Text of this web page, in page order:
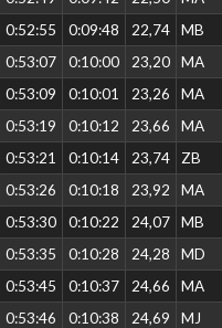
0:52:55 0:09:48 22,74
MB
0:53:07 0:10:00 23,20
MA
0:53:09 0:10:01 23,26
MA
0:53:19 0:10:12 23,66
MA
0:53:21 0:10:14 23,74
ZB
0:53:26 0:10:18 23,92
MA
0:53:30 0:10:22 24,07
MB
0:53:35 0:10:28 24,28
MD
0:53:45 0:10:37 24,66
MA
0:53:46 0:10:38 24,69
MJ